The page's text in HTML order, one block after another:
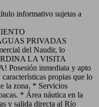
informativo sujetas a
PRIVADAS
del Naudir, lo
LA VISITA
inmediata y apto
propias que lo
la zona. * Servicios
* Área náutica en la
y salida directa al Río